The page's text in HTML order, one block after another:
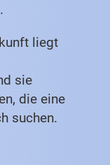
liegt
sie
die eine
suchen.